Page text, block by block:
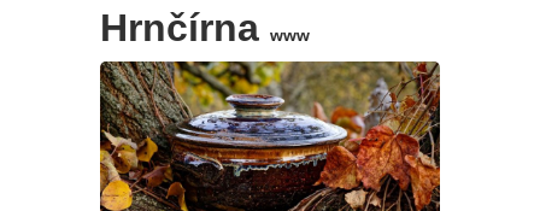
Hrnčírnawww